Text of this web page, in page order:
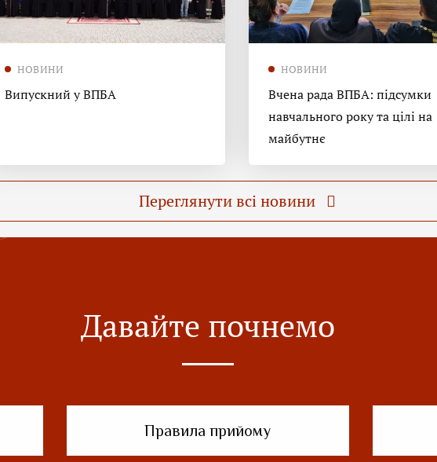
НОВИНИ
Випускний у ВПБА
НОВИНИ
Вчена рада ВПБА: підсумки
навчального року та цілі на
майбутнє
Переглянути всі новини
Давайте почнемо
Правила прийому